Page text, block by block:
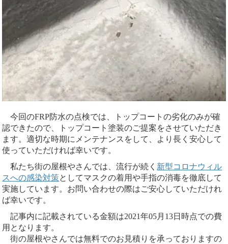
今回のFRP防水の点検では、トップコートの劣化のみが確
認できたので、トップコート塗装のご提案をさせていただき
ます。適切な時期にメンテナンスをして、より長く安心して
使っていただければ幸いです。
私たち街の屋根やさんでは、流行が続く 新型コロナウィル
スへの感染対策としてマスクの着用や手指の消毒を徹底して
実施しています。お問い合わせの際はご安心していただけれ
ば幸いです。
記事内に記載されている金額は2021年05月13日時点での費
用となります。
街の屋根やさんでは無料でのお見積りを承っておりますの